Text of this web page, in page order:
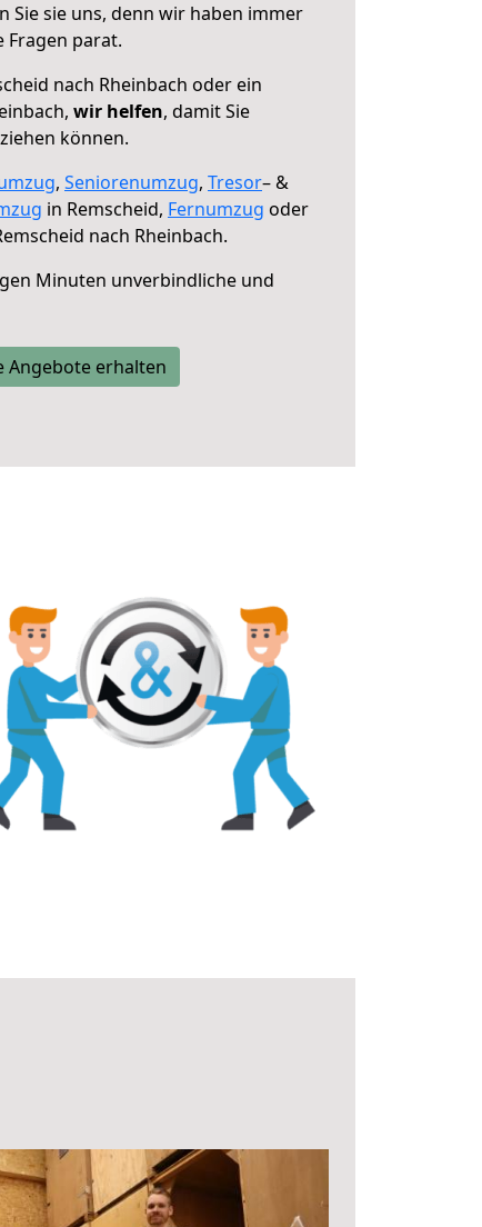
Sie sie uns, denn wir haben immer
Fragen parat.
nach Rheinbach oder ein
wir helfen, damit Sie
können.
, Seniorenumzug, Tresor– &
in Remscheid, Fernumzug oder
nach Rheinbach.
Minuten unverbindliche und
Angebote erhalten